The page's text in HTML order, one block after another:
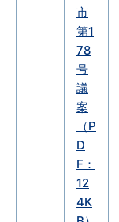
市
第1
78
号
議
案
（P
D
F：
12
4K